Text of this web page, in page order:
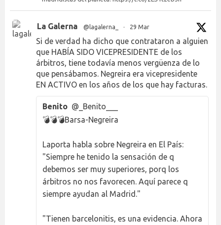
La Galerna @lagalerna_ · 29 Mar
Si de verdad ha dicho que contrataron a alguien
que HABÍA SIDO VICEPRESIDENTE de los
árbitros, tiene todavía menos vergüenza de lo
que pensábamos. Negreira era vicepresidente
EN ACTIVO en los años de los que hay facturas.
Benito @_Benito___
💣💣💣Barsa-Negreira
Laporta habla sobre Negreira en El País:
"Siempre he tenido la sensación de q
debemos ser muy superiores, porq los
árbitros no nos favorecen. Aquí parece q
siempre ayudan al Madrid."
"Tienen barcelonitis, es una evidencia. Ahora